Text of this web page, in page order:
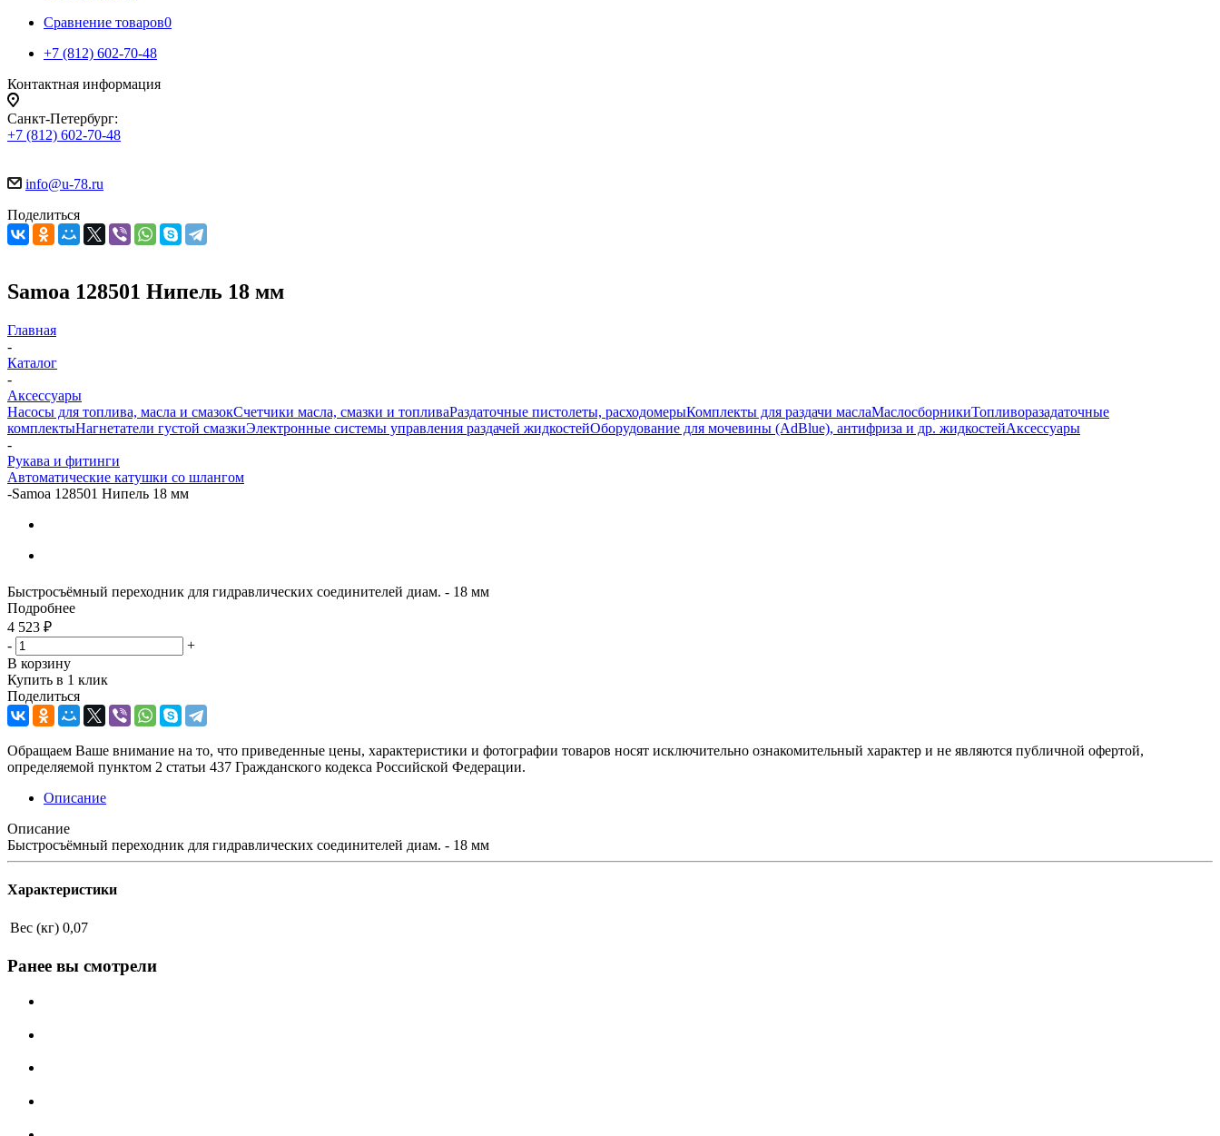
Сравнение товаров0
+7 (812) 602-70-48
Контактная информация
Санкт-Петербург:
+7 (812) 602-70-48
info@u-78.ru
Поделиться
Samoa 128501 Нипель 18 мм
Главная
-
Каталог
-
Аксессуары
Насосы для топлива, масла и смазокСчетчики масла, смазки и топливаРаздаточные пистолеты, расходомерыКомплекты для раздачи маслаМаслосборникиТопливоразадаточные
комплектыНагнетатели густой смазкиЭлектронные системы управления раздачей жидкостейОборудование для мочевины (AdBlue), антифриза и др. жидкостейАксессуары
-
Рукава и фитинги
Автоматические катушки со шлангом
-Samoa 128501 Нипель 18 мм
Быстросъёмный переходник для гидравлических соединителей диам. - 18 мм
Подробнее
4 523 ₽
-
+
В корзину
Купить в 1 клик
Поделиться
Обращаем Ваше внимание на то, что приведенные цены, характеристики и фотографии товаров носят исключительно ознакомительный характер и не являются публичной офертой,
определяемой пунктом 2 статьи 437 Гражданского кодекса Российской Федерации.
Описание
Описание
Быстросъёмный переходник для гидравлических соединителей диам. - 18 мм
Характеристики
Вес (кг) 0,07
Ранее вы смотрели